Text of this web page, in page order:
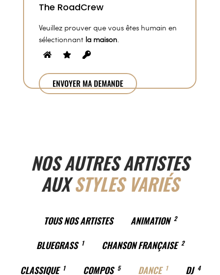
Veuillez prouver que vous êtes humain en
sélectionnant la maison
NOS AUTRES ARTISTES
AUXSTYLES VARIÉS
TOUS NOS ARTISTES ANIMATION 2
BLUEGRASS 1 CHANSON FRANÇAISE 2
CLASSIQUE 1 COMPOS 5 DANCE 1 DJ 4